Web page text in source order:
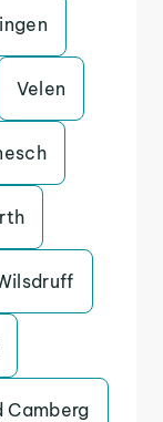
Velen
Camberg